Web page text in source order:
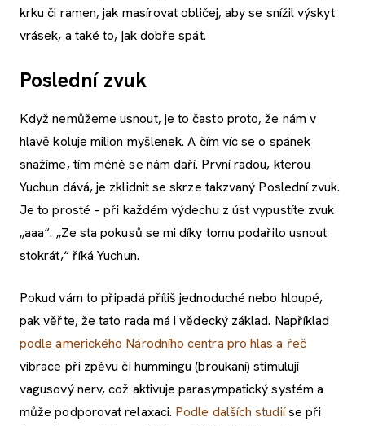
krku či ramen, jak masírovat obličej, aby se snížil výskyt
vrásek, a také to, jak dobře spát.
Poslední zvuk
Když nemůžeme usnout, je to často proto, že nám v
hlavě koluje milion myšlenek. A čím víc se o spánek
snažíme, tím méně se nám daří. První radou, kterou
Yuchun dává, je zklidnit se skrze takzvaný Poslední zvuk.
Je to prosté – při každém výdechu z úst vypustíte zvuk
„aaa“. „Ze sta pokusů se mi díky tomu podařilo usnout
stokrát,“ říká Yuchun.
Pokud vám to připadá příliš jednoduché nebo hloupé,
pak věřte, že tato rada má i vědecký základ. Například
podle amerického Národního centra pro hlas a řeč
vibrace při zpěvu či hummingu (broukání) stimulují
vagusový nerv, což aktivuje parasympatický systém a
může podporovat relaxaci. Podle dalších studiíse při